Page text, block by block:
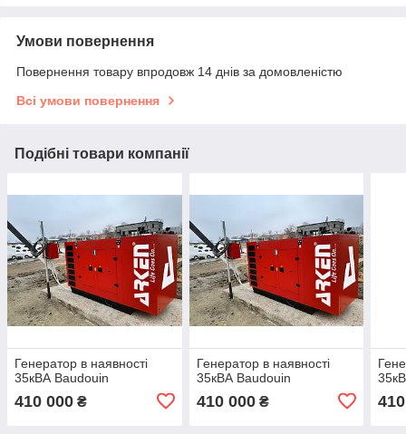
Умови повернення
Повернення товару впродовж 14 днів за домовленістю
Всі умови повернення
Подібні товари компанії
Генератор в наявності
35кВА Baudouin
410 000 ₴
Генератор в наявності
35кВА Baudouin
410 000₴